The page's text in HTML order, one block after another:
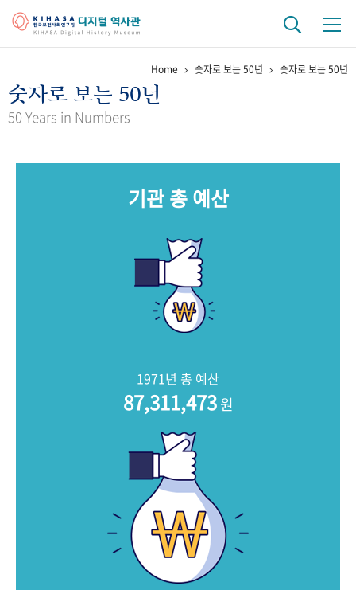
걸어온 길 기관 변천사 역대 기관장
키워드로 보는 연구 역사
문서 기록물 행정박물
Home 숫자로 보는 50년 숫자로 보는 50년
숫자로 보는 50년
50 Years in Numbers
기관 총 예산
1971년 총 예산
87,311,473원